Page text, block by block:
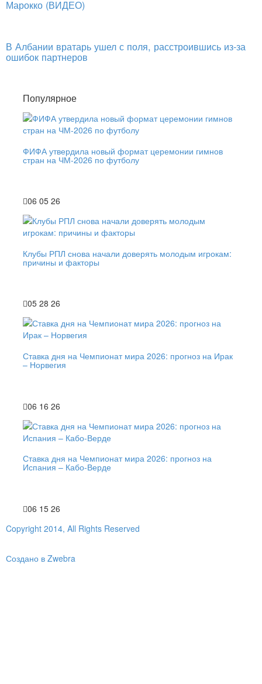
Марокко (ВИДЕО)
В Албании вратарь ушел с поля, расстроившись из-за
ошибок партнеров
Популярное
ФИФА утвердила новый формат церемонии гимнов
стран на ЧМ-2026 по футболу
06 05 26
Клубы РПЛ снова начали доверять молодым игрокам:
причины и факторы
05 28 26
Ставка дня на Чемпионат мира 2026: прогноз на Ирак
– Норвегия
06 16 26
Ставка дня на Чемпионат мира 2026: прогноз на
Испания – Кабо-Верде
06 15 26
Copyright 2014, All Rights Reserved
Создано в Zwebra